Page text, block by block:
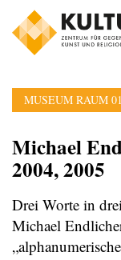
MUSEUM RAUM 01
Michael
2004, 2005
Drei Worte in
Michael